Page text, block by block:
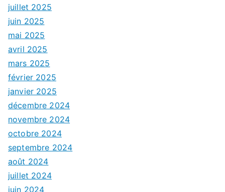
juillet 2025
juin 2025
mai 2025
avril 2025
mars 2025
février 2025
janvier 2025
décembre 2024
novembre 2024
octobre 2024
septembre 2024
août 2024
juillet 2024
juin 2024